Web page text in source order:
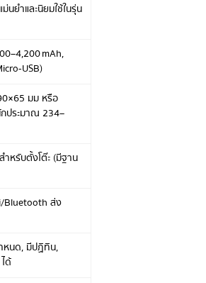
นยำและนิยมใช้ในรุ่น
mAh,
USB)
มม หรือ
ประมาณ 234–
หรับตั้งโต๊ะ (มีฐาน
Bluetooth ส่ง
หนด, มีปฏิทิน,
ด้